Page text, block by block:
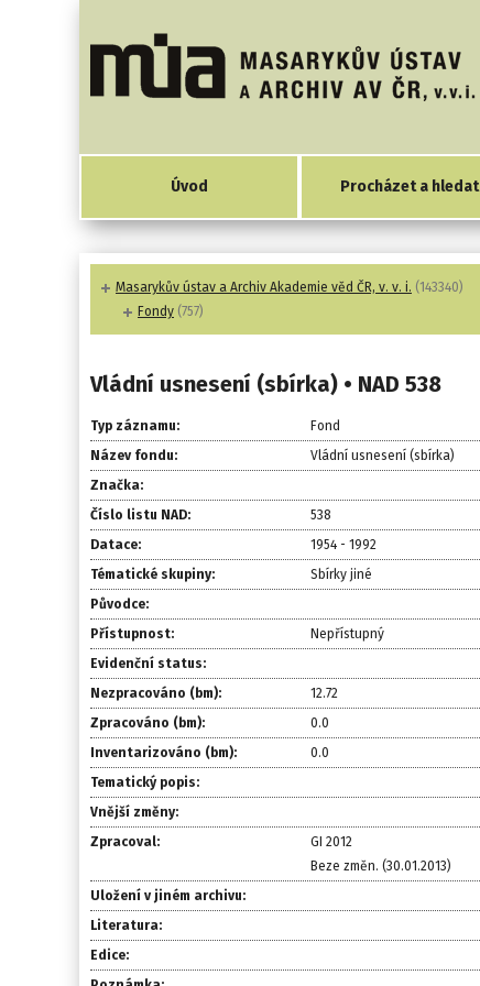
Úvod Procházet a hledat
Masarykův ústav a Archiv Akademie věd ČR, v. v. i. (143340)
Fondy (757)
Vládní usnesení (sbírka) • NAD 538
Typ záznamu:
Fond
Název fondu:
Vládní usnesení (sbírka)
Značka:
Číslo listu NAD:
538
Datace:
1954 - 1992
Tématické skupiny:
Sbírky jiné
Původce:
Přístupnost:
Nepřístupný
Evidenční status:
Nezpracováno (bm):
12.72
Zpracováno (bm):
0.0
Inventarizováno (bm):
0.0
Tematický popis:
Vnější změny:
Zpracoval:
GI 2012
Beze změn. (30.01.2013)
Uložení v jiném archivu:
Literatura:
Edice: